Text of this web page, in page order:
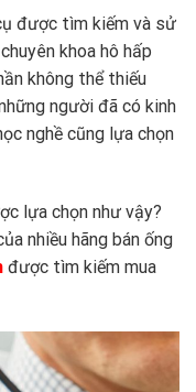
được tìm kiếm và sử
khoa hô hấp
không thể thiếu
người đã có kinh
nghề cũng lựa chọn
lựa chọn như vậy?
nhiều hãng bán ống
được tìm kiếm mua